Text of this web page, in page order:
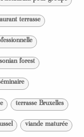
terrasse
sonian forest
terrasse Bruxelles
viande maturée